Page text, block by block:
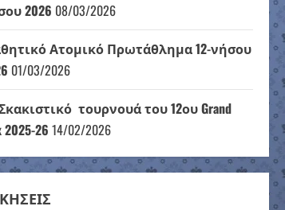
2026 08/03/2026
Ατομικό Πρωτάθλημα 12-νήσου
01/03/2026
τουρνουά του 12ου Grand
2025-26 14/02/2026